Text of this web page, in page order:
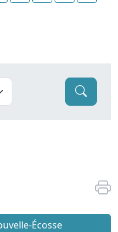
Écosse